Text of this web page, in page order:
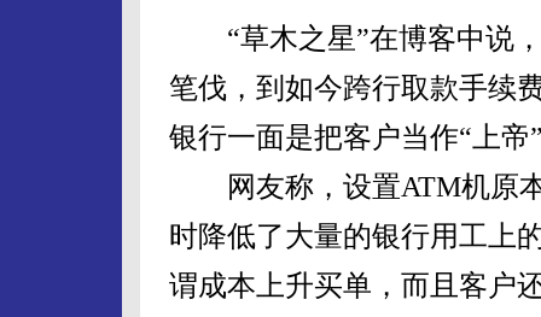
“草木之星”在博客中说，
笔伐，到如今跨行取款手续
银行一面是把客户当作“上
网友称，设置ATM机原本
时降低了大量的银行用工上
谓成本上升买单，而且客户